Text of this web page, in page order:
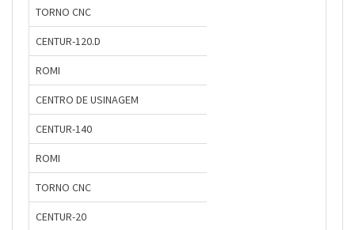
TORNO CNC
CENTUR-120.D
ROMI
CENTRO DE USINAGEM
CENTUR-140
ROMI
TORNO CNC
CENTUR-20